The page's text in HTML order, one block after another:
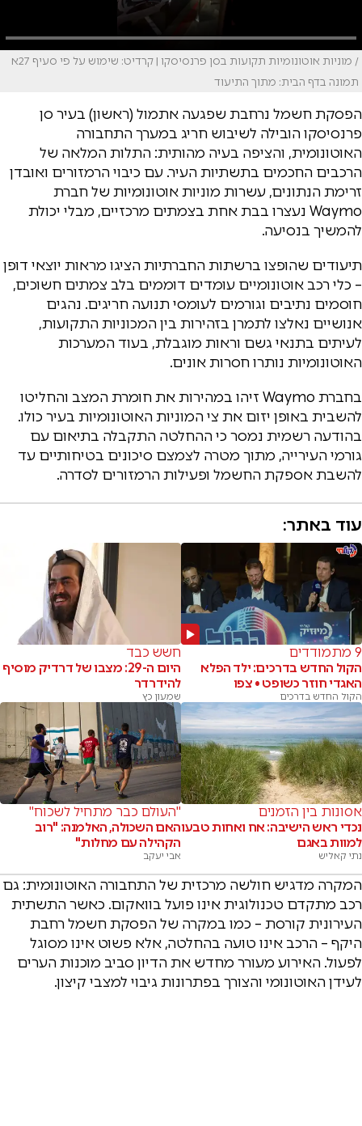
/ מוניות אוטונומיות תקועות בסן פרנסיסקו | קרדיט: שימוש על פי סעיף 27א
תמונה בדף הבית: מתוך התיעוד
הפסקת חשמל נרחבת שפגעה אתמול (ראשון) בעיר סן
פרנסיסקו הובילה לשיבוש חריג במערך התחבורה
האוטונומית, והציפה בעיה מהותית: התלות המלאה של
הרכבים החכמים בתשתיות העיר. עם כיבוי הרמזורים ואובדן
זרימת הנתונים, עשרות מוניות אוטונומיות של חברת
Waymo נעצרו בבת אחת בצמתים מרכזיים, מבלי יכולת
להמשיך בנסיעה.
תיעודים שהופצו ברשתות החברתיות הציגו מראות יוצאי דופן
– כלי רכב אוטונומיים עומדים דוממים בלב צמתים חשוכים,
חוסמים נתיבים וגורמים לעומסי תנועה חריגים. נהגים
אנושיים נאלצו לתמרן בזהירות בין המכוניות התקועות,
לעיתים בתנאי גשם וראות מוגבלת, בעוד המערכות
האוטונומיות נותרו חסרות אונים.
בחברת Waymo זיהו במהירות את חומרת המצב והחליטו
להשבית באופן יזום את צי המוניות האוטונומיות בעיר כולו.
בהודעה רשמית נמסר כי ההחלטה התקבלה בתיאום עם
גורמי העירייה, מתוך מטרה לצמצם סיכונים בטיחותיים עד
להשבת אספקת החשמל ופעילות הרמזורים לסדרה.
עוד באתר:
9 מתמודדים
הקול החדש בדרכים: ילד הפלא
האגדי חוזר כשופט • צפו
הקול החדש בדרכים
חשש כבד
היום ה-29: מצבו של דרדיק מוסיף
להידרדר
שמעון כץ
אסונות בין הזמנים
נכדי ראש הישיבה: אח ואחות טבעו
למוות באגם
נתי קאליש
"העולם כבר מתחיל לשכוח"
האם השכולה, האלמנה: "רוב
הקהילה עם מחלות"
אבי יעקב
המקרה מדגיש חולשה מרכזית של התחבורה האוטונומית: גם
רכב מתקדם טכנולוגית אינו פועל בוואקום. כאשר התשתית
העירונית קורסת – כמו במקרה של הפסקת חשמל רחבת
היקף – הרכב אינו טועה בהחלטה, אלא פשוט אינו מסוגל
לפעול. האירוע מעורר מחדש את הדיון סביב מוכנות הערים
לעידן האוטונומי והצורך בפתרונות גיבוי למצבי קיצון.